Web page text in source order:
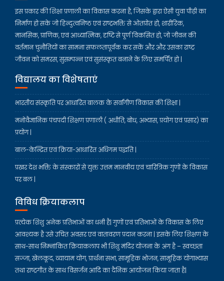
इस प्रकार की शिक्षा प्रणाली का विकास करना है, जिसके द्वारा ऐसी युवा पीढ़ी का
निर्माण हो सके जो हिन्दुत्वनिष्ठ एवं राष्ट्रभक्ति से ओतप्रोत हो, शारीरिक,
मानसिक, प्राणिक, एवं आध्यात्मिक, दृष्टि से पूर्ण विकसित हो, जो जीवन की
वर्तमान चुनौतियों का सामना सफलतापूर्वक कर सकें और और उसका राष्ट्र
जीवन को समरस, सुसम्पन्न एवं सुसंस्कृत बनाने के लिए समर्पित हो |
विद्यालय का विशेषताएं
भारतीय संस्कृति पर आधारित बालक के सर्वांगीण विकास की शिक्षा |
मनोवैज्ञानिक पंचपदी शिक्षण प्रणाली ( अधीति, बोध, अभ्यास, प्रयोग एवं प्रसार) का
प्रयोग |
बाल-केन्द्रित एवं क्रिया-आधारित अधिगम पद्धति |
प्रखर देश भक्ति के संस्कारों से युक्त उत्तम मानवीय एवं चारित्रिक गुणों के विकास
पर बल |
विविध क्रियाकलाप
प्रत्येक शिशु अनेक प्रतिभाओं का धनी है| गुणों एवं प्रतिभाओं के विकास के लिए
आवश्यक है उसे उचित अवसर एवं वातावरण प्रदान करना | इसके लिए शिक्षण के
साथ-साथ निम्नांकित क्रियाकलाप भी शिशु मंदिर योजना के अंग है – स्वच्छता
सज्जा, खेलकूद, व्यायाम योग, प्रार्थना सभा, सामूहिक भोजन, सामूहिक योगाभ्यास
तथा राष्ट्रगीत के साथ विसर्जन आदि का दैनिक आयोजन किया जाता है|